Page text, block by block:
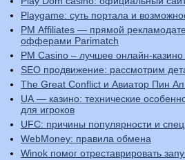
Playgame: суть портала и
PM Affiliates — прямой
офферами Parimatch
PM Casino – лучшее онлайн-казино
SEO продвижение: рассмотрим
The Great Conflict и Авиатор Пин Ап
UA — казино: технические
для игроков
UFC: причины популярности и
WebMoney: правила обмена
Winok помог отреставрировать